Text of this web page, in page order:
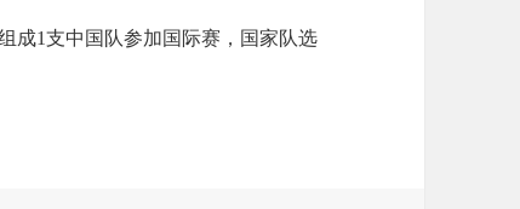
成1支中国队参加国际赛，国家队选